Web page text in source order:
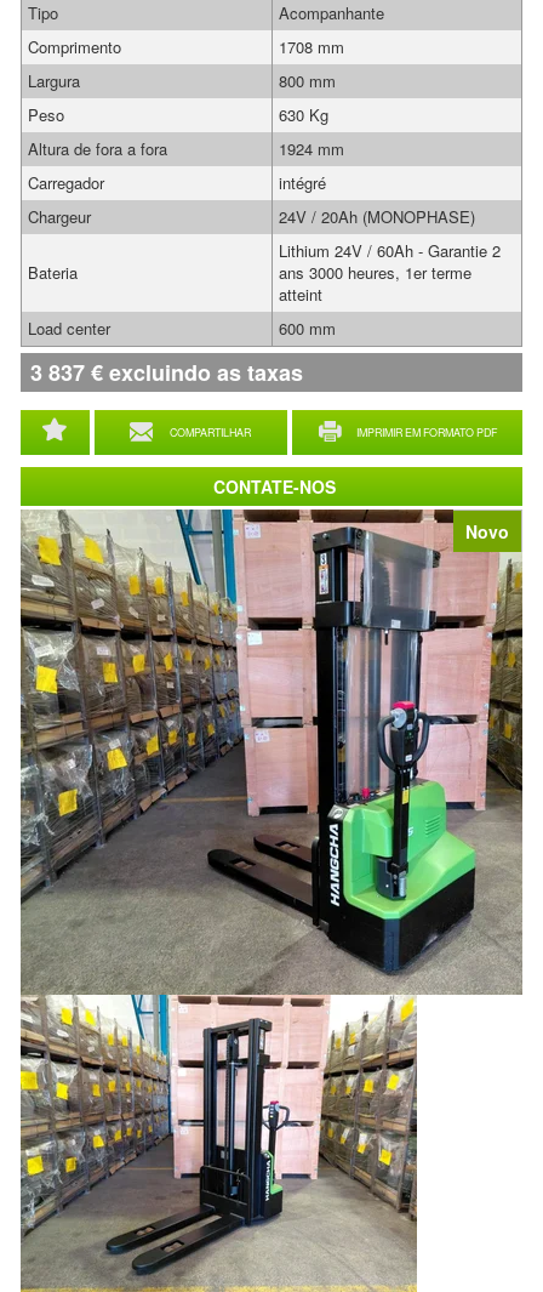
Novo
COMPARTILHAR IMPRIMIR EM FORMATO PDF
Tipo
Acompanhante
Comprimento
1708 mm
Largura
800 mm
Peso
630 Kg
Altura de fora a fora
1924 mm
Carregador
intégré
Chargeur
24V / 20Ah (MONOPHASE)
Bateria
Lithium 24V / 60Ah - Garantie 2
ans 3000 heures, 1er terme
atteint
Load center
600 mm
3 837€excluindo as taxas
CONTATE-NOS